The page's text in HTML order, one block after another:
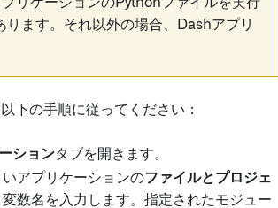
ます。それ以外の場合、Dashアプリ
下の手順に従ってください：
ションタブを開きます。
アプリケーションのファイルとプロジェ
数名を入力します。指定されたモジュー